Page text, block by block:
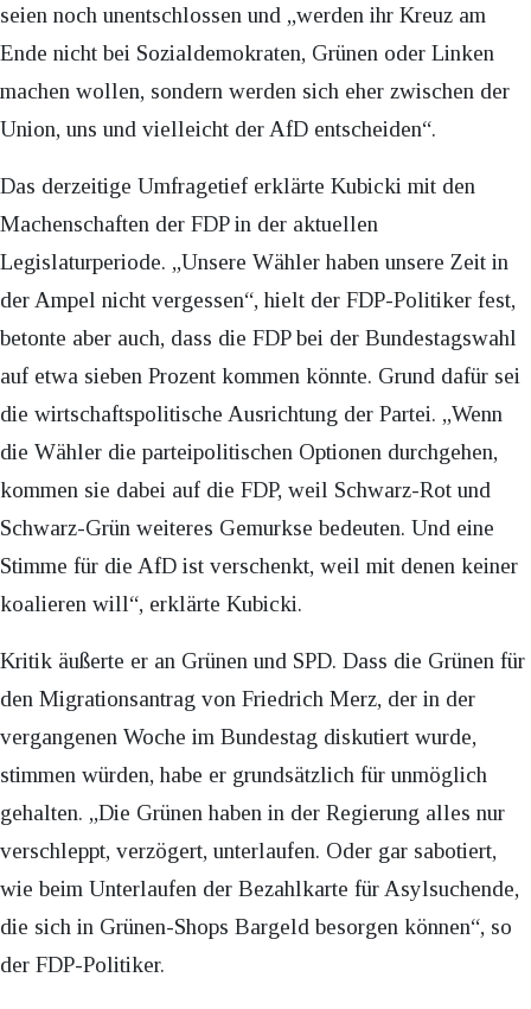
seien noch unentschlossen und „werden ihr Kreuz am
Ende nicht bei Sozialdemokraten, Grünen oder Linken
machen wollen, sondern werden sich eher zwischen der
Union, uns und vielleicht der AfD entscheiden“.
Das derzeitige Umfragetief erklärte Kubicki mit den
Machenschaften der FDP in der aktuellen
Legislaturperiode. „Unsere Wähler haben unsere Zeit in
der Ampel nicht vergessen“, hielt der FDP-Politiker fest,
betonte aber auch, dass die FDP bei der Bundestagswahl
auf etwa sieben Prozent kommen könnte. Grund dafür sei
die wirtschaftspolitische Ausrichtung der Partei. „Wenn
die Wähler die parteipolitischen Optionen durchgehen,
kommen sie dabei auf die FDP, weil Schwarz-Rot und
Schwarz-Grün weiteres Gemurkse bedeuten. Und eine
Stimme für die AfD ist verschenkt, weil mit denen keiner
koalieren will“, erklärte Kubicki.
Kritik äußerte er an Grünen und SPD. Dass die Grünen für
den Migrationsantrag von Friedrich Merz, der in der
vergangenen Woche im Bundestag diskutiert wurde,
stimmen würden, habe er grundsätzlich für unmöglich
gehalten. „Die Grünen haben in der Regierung alles nur
verschleppt, verzögert, unterlaufen. Oder gar sabotiert,
wie beim Unterlaufen der Bezahlkarte für Asylsuchende,
die sich in Grünen-Shops Bargeld besorgen können“, so
der FDP-Politiker.